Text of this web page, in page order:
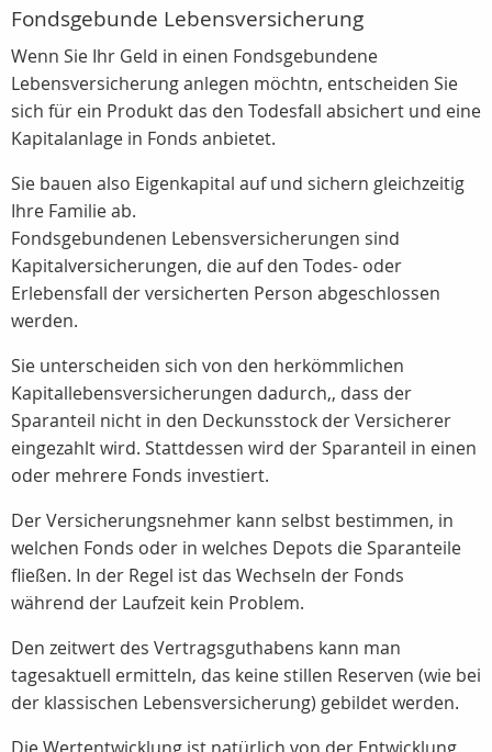
Fondsgebunde Lebensversicherung
Wenn Sie Ihr Geld in einen Fondsgebundene
Lebensversicherung anlegen möchtn, entscheiden Sie
sich für ein Produkt das den Todesfall absichert und eine
Kapitalanlage in Fonds anbietet.
Sie bauen also Eigenkapital auf und sichern gleichzeitig
Ihre Familie ab.
Fondsgebundenen Lebensversicherungen sind
Kapitalversicherungen, die auf den Todes- oder
Erlebensfall der versicherten Person abgeschlossen
werden.
Sie unterscheiden sich von den herkömmlichen
Kapitallebensversicherungen dadurch,, dass der
Sparanteil nicht in den Deckunsstock der Versicherer
eingezahlt wird. Stattdessen wird der Sparanteil in einen
oder mehrere Fonds investiert.
Der Versicherungsnehmer kann selbst bestimmen, in
welchen Fonds oder in welches Depots die Sparanteile
fließen. In der Regel ist das Wechseln der Fonds
während der Laufzeit kein Problem.
Den zeitwert des Vertragsguthabens kann man
tagesaktuell ermitteln, das keine stillen Reserven (wie bei
der klassischen Lebensversicherung) gebildet werden.